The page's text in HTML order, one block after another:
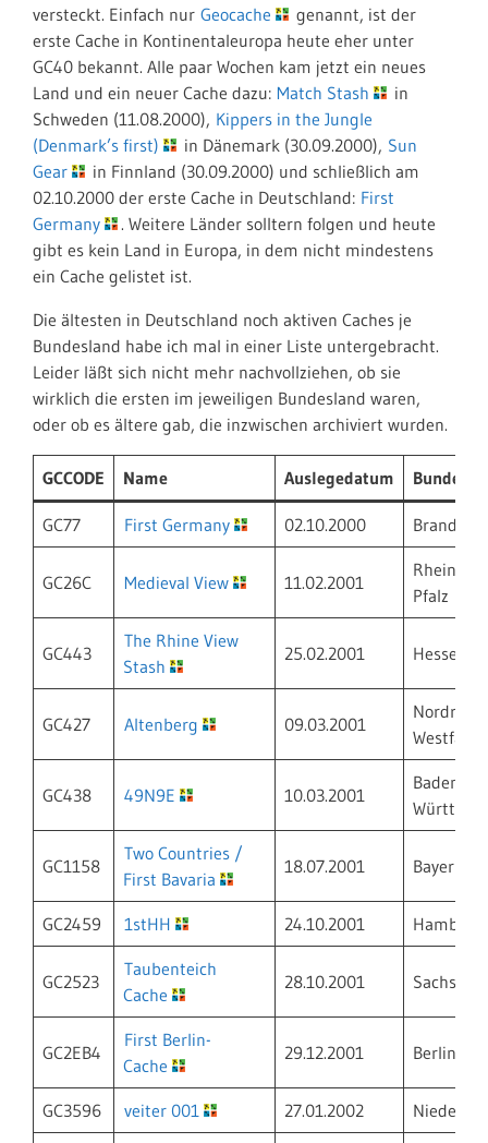
versteckt. Einfach nur Geocache
genannt, ist der
erste Cache in Kontinentaleuropa heute eher unter
GC40 bekannt. Alle paar Wochen kam jetzt ein neues
Land und ein neuer Cache dazu: Match Stash
in
Schweden (11.08.2000), Kippers in the Jungle
(Denmark’s first)
in Dänemark (30.09.2000), Sun
Gear
in Finnland (30.09.2000) und schließlich am
02.10.2000 der erste Cache in Deutschland: First
Germany
. Weitere Länder solltern folgen und heute
gibt es kein Land in Europa, in dem nicht mindestens
ein Cache gelistet ist.
Die ältesten in Deutschland noch aktiven Caches je
Bundesland habe ich mal in einer Liste untergebracht.
Leider läßt sich nicht mehr nachvollziehen, ob sie
wirklich die ersten im jeweiligen Bundesland waren,
oder ob es ältere gab, die inzwischen archiviert wurden.
GCCODE Name Auslegedatum
GC77 First Germany 02.10.2000
GC26C Medieval View 11.02.2001
Pfalz
GC443
The Rhine View
Stash
25.02.2001 Hessen
GC427 Altenberg 09.03.2001
Westfalen
GC438 49N9E 10.03.2001
Baden-
GC1158
Two Countries /
First Bavaria
18.07.2001 Bayern
GC2459 1stHH 24.10.2001 Hamburg
GC2523
Taubenteich
Cache
28.10.2001 Sachsen
GC2EB4
First Berlin-
Cache
29.12.2001 Berlin
GC3596 veiter 001 27.01.2002